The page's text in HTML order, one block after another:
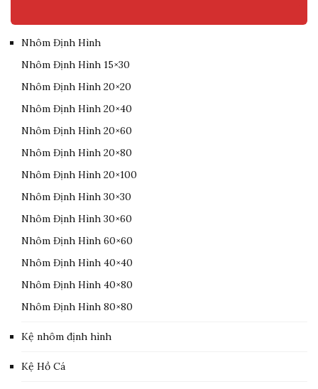
Nhôm Định Hình
Nhôm Định Hình 15×30
Nhôm Định Hình 20×20
Nhôm Định Hình 20×40
Nhôm Định Hình 20×60
Nhôm Định Hình 20×80
Nhôm Định Hình 20×100
Nhôm Định Hình 30×30
Nhôm Định Hình 30×60
Nhôm Định Hình 60×60
Nhôm Định Hình 40×40
Nhôm Định Hình 40×80
Nhôm Định Hình 80×80
Kệ nhôm định hình
Kệ Hồ Cá